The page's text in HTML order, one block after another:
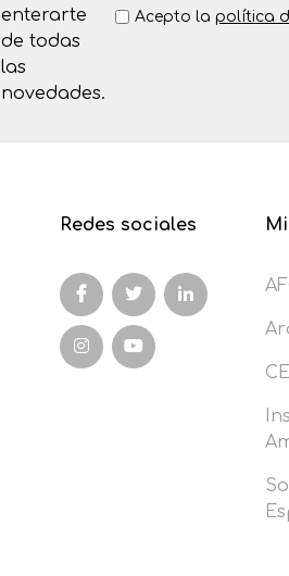
enterarte
de todas
las
novedades.
Acepto lapolítica
Redes sociales